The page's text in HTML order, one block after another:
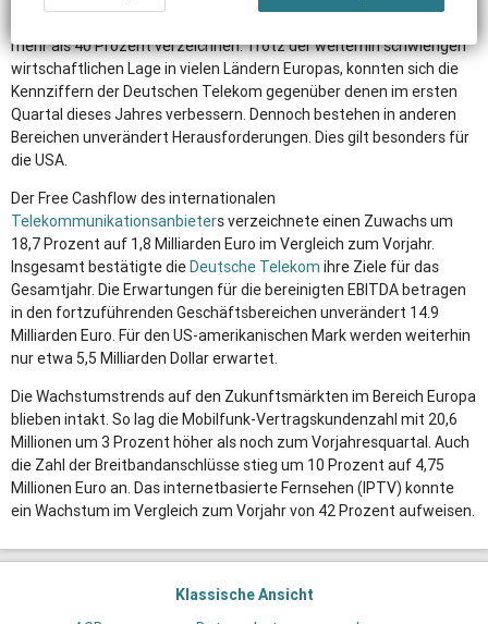
mehr als 40 Prozent verzeichnen. Trotz der weiterhin schwierigen
wirtschaftlichen Lage in vielen Ländern Europas, konnten sich die
Kennziffern der Deutschen Telekom gegenüber denen im ersten
Quartal dieses Jahres verbessern. Dennoch bestehen in anderen
Bereichen unverändert Herausforderungen. Dies gilt besonders für
die USA.
Der Free Cashflow des internationalen
Telekommunikationsanbieters verzeichnete einen Zuwachs um
18,7 Prozent auf 1,8 Milliarden Euro im Vergleich zum Vorjahr.
Insgesamt bestätigte dieDeutsche Telekom ihre Ziele für das
Gesamtjahr. Die Erwartungen für die bereinigten EBITDA betragen
in den fortzuführenden Geschäftsbereichen unverändert 14.9
Milliarden Euro. Für den US-amerikanischen Mark werden weiterhin
nur etwa 5,5 Milliarden Dollar erwartet.
Die Wachstumstrends auf den Zukunftsmärkten im Bereich Europa
blieben intakt. So lag die Mobilfunk-Vertragskundenzahl mit 20,6
Millionen um 3 Prozent höher als noch zum Vorjahresquartal. Auch
die Zahl der Breitbandanschlüsse stieg um 10 Prozent auf 4,75
Millionen Euro an. Das internetbasierte Fernsehen (IPTV) konnte
ein Wachstum im Vergleich zum Vorjahr von 42 Prozent aufweisen.
Klassische Ansicht